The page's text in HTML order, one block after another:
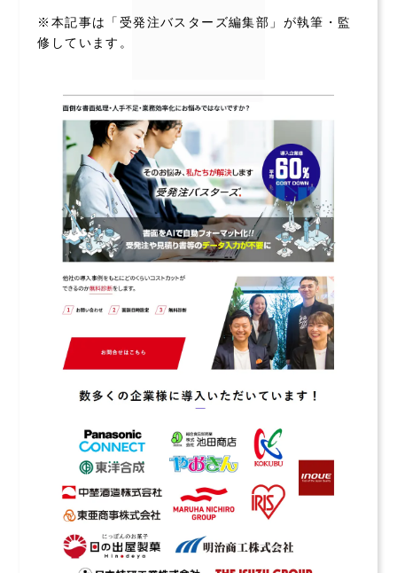
※本記事は「受発注バスターズ編集部」が執筆・監
修しています。